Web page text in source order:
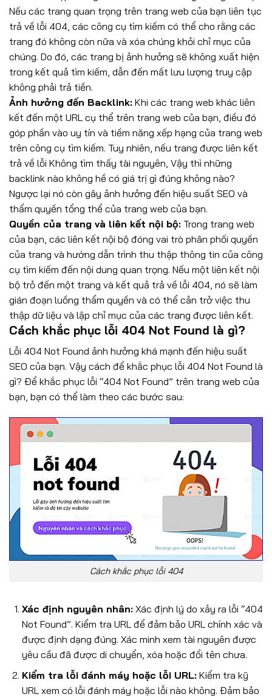
Nếu các trang quan trọng trên trang web của bạn liên tục
trả về lỗi 404, các công cụ tìm kiếm có thể cho rằng các
trang đó không còn nữa và xóa chúng khỏi chỉ mục của
chúng. Do đó, các trang bị ảnh hưởng sẽ không xuất hiện
trong kết quả tìm kiếm, dẫn đến mất lưu lượng truy cập
không phải trả tiền.
Ảnh hưởng đến Backlink: Khi các trang web khác liên
kết đến một URL cụ thể trên trang web của bạn, điều đó
góp phần vào uy tín và tiềm năng xếp hạng của trang web
trên công cụ tìm kiếm. Tuy nhiên, nếu trang được liên kết
trả về lỗi Không tìm thấy tài nguyên, Vậy thì những
backlink nào không hề có giá trị gì đúng không nào?
Ngược lại nó còn gây ảnh hưởng đến hiệu suất SEO và
thẩm quyền tổng thể của trang web của bạn.
Quyền của trang và liên kết nội bộ: Trong trang web
của bạn, các liên kết nội bộ đóng vai trò phân phối quyền
của trang và hướng dẫn trình thu thập thông tin của công
cụ tìm kiếm đến nội dung quan trọng. Nếu một liên kết nội
bộ trỏ đến một trang và kết quả trả về lỗi 404, nó sẽ làm
gián đoạn luồng thẩm quyền và có thể cản trở việc thu
thập dữ liệu và lập chỉ mục của các trang được liên kết.
Cách khắc phục lỗi 404 Not Found là gì?
Lỗi 404 Not Found ảnh hưởng khá mạnh đến hiệu suất
SEO của bạn. Vậy cách để khắc phục lỗi 404 Not Found là
gì? Để khắc phục lỗi “404 Not Found” trên trang web của
bạn, bạn có thể làm theo các bước sau:
Cách khắc phục lỗi 404
Xác định nguyên nhân:Xác định lý do xảy ra lỗi “404
Not Found”. Kiểm tra URL để đảm bảo URL chính xác và
được định dạng đúng. Xác minh xem tài nguyên được
yêu cầu đã được di chuyển, xóa hoặc đổi tên chưa.
Kiểm tra lỗi đánh máy hoặc lỗi URL:Kiểm tra kỹ
URL xem có lỗi đánh máy hoặc lỗi nào không. Đảm bảo